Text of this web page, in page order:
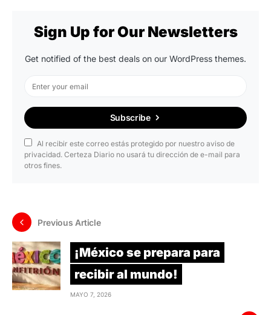
Sign Up for Our Newsletters
Get notified of the best deals on our WordPress themes.
Subscribe
Al recibir este correo estás protegido por nuestro aviso de
privacidad. Certeza Diario no usará tu dirección de e-mail para
otros fines.
Previous Article
¡México se prepara para
recibir al mundo!
MAYO 7, 2026